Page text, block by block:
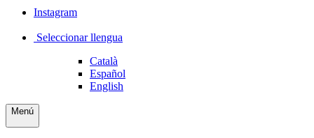
Instagram
Seleccionar llengua
Català
Español
English
Menú